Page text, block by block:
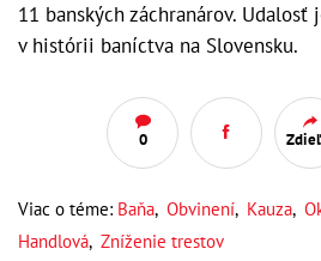
11 banských záchranárov.
v histórii baníctva na Slovensku.
0
Viac o téme: Baňa, Obvinení, Kauza,
Handlová, Zníženie trestov